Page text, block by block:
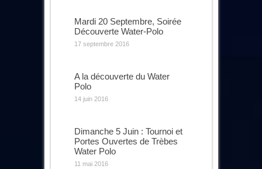
Mardi 20 Septembre, Soirée
Découverte Water-Polo
17 septembre 2016
A la découverte du Water
Polo
14 juin 2016
Dimanche 5 Juin : Tournoi et
Portes Ouvertes de Trèbes
Water Polo
11 mai 2016